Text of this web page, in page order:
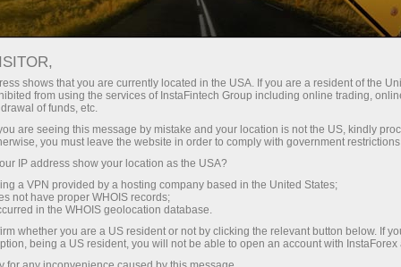
เกี่ยวกับ InstaForex
ข่าวบริษัท
คุณต้องการที่จะทราบเกี่ยวกับเหตุการณ์ปัจจุบัน
ทั้งหมด,การแข่งขันและการเปลี่ยนแปลงใน แล้วยินดี
ต้อนรับสู่หน้าข่าวที่วัสดุเกี่ยวกับสิ่งที่สำคัญที่สุดที่มี
ประโยชน์และน่าสนใจมีการตีพิม
shows that you are currently located in the USA. If you are a resident of the
from using the services of InstaFintech Group including online trading,
of funds, etc.
are seeing this message by mistake and your location is not the US, kindly
you must leave the website in order to comply with government
IP address show your location as the USA?
a VPN provided by a hosting company based in the United States;
not have proper WHOIS records;
in the WHOIS geolocation database.
whether you are a US resident or not by clicking the relevant button below. If
being a US resident, you will not be able to open an account with InstaForex